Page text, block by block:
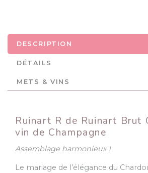
DESCRIPTION
DÉTAILS
METS & VINS
Ruinart R de Ruinart Brut
vin de Champagne
Assemblage harmonieux !
Le mariage de l’élégance du